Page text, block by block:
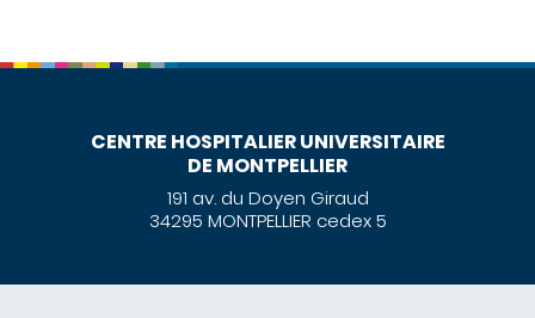
CENTRE HOSPITALIER UNIVERSITAIRE
DE MONTPELLIER
191 av. du Doyen Giraud
34295 MONTPELLIER cedex 5